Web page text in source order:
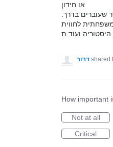
או חידון
שעוברים בדרך.
לחווית
ועוד ת
דרור shared
How important
Not at all
Critical